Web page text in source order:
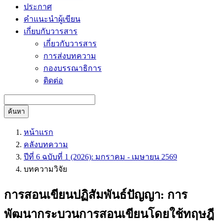
ประกาศ
คำแนะนำผู้เขียน
เกี่ยบกับวารสาร
เกี่ยวกับวารสาร
การส่งบทความ
กองบรรณาธิการ
ติดต่อ
ค้นหา
หน้าแรก
คลังบทความ
ปีที่ 6 ฉบับที่ 1 (2026): มกราคม - เมษายน 2569
บทความวิจัย
การสอนเขียนปฏิสัมพันธ์ปัญญา: การ
พัฒนากระบวนการสอนเขียนโดยใช้ทฤษฎี